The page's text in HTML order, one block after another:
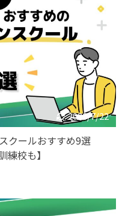
2026/7/22
クールおすすめ9選
練校も】